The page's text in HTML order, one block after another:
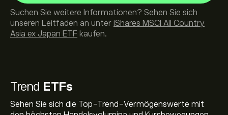
Trend ETFs
Sehen Sie sich die Top-Trend-Vermögenswerte mit
Suchen Sie weitere Informationen? Sehen Sie sich
unseren Leitfaden an unter iShares MSCI All Country
Asia ex Japan ETF kaufen.